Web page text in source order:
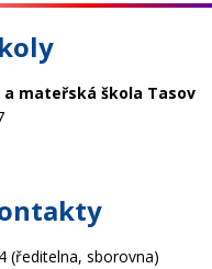
a mateřská škola Tasov
(ředitelna, sborovna)